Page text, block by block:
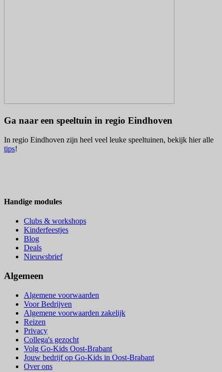
Ga naar een speeltuin in regio Eindhoven
In regio Eindhoven zijn heel veel leuke speeltuinen, bekijk hier alle
tips!
Handige modules
Clubs & workshops
Kinderfeestjes
Blog
Deals
Nieuwsbrief
Algemeen
Algemene voorwaarden
Voor Bedrijven
Algemene voorwaarden zakelijk
Reizen
Privacy
Collega's gezocht
Volg Go-Kids Oost-Brabant
Jouw bedrijf op Go-Kids in Oost-Brabant
Over ons